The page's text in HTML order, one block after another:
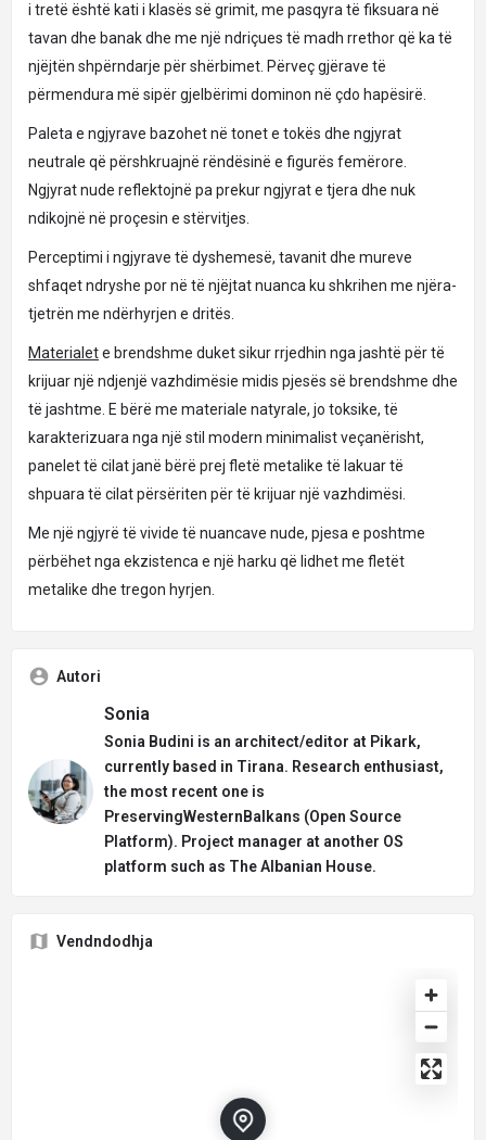
i tretë është kati i klasës së grimit, me pasqyra të fiksuara në
tavan dhe banak dhe me një ndriçues të madh rrethor që ka të
njëjtën shpërndarje për shërbimet. Përveç gjërave të
përmendura më sipër gjelbërimi dominon në çdo hapësirë.
Paleta e ngjyrave bazohet në tonet e tokës dhe ngjyrat
neutrale që përshkruajnë rëndësinë e figurës femërore.
Ngjyrat nude reflektojnë pa prekur ngjyrat e tjera dhe nuk
ndikojnë në proçesin e stërvitjes.
Perceptimi i ngjyrave të dyshemesë, tavanit dhe mureve
shfaqet ndryshe por në të njëjtat nuanca ku shkrihen me njëra-
tjetrën me ndërhyrjen e dritës.
Materialete brendshme duket sikur rrjedhin nga jashtë për të
krijuar një ndjenjë vazhdimësie midis pjesës së brendshme dhe
të jashtme. E bërë me materiale natyrale, jo toksike, të
karakterizuara nga një stil modern minimalist veçanërisht,
panelet të cilat janë bërë prej fletë metalike të lakuar të
shpuara të cilat përsëriten për të krijuar një vazhdimësi.
Me një ngjyrë të vivide të nuancave nude, pjesa e poshtme
përbëhet nga ekzistenca e një harku që lidhet me fletët
metalike dhe tregon hyrjen.
Autori
Sonia
Sonia Budini is an architect/editor at Pikark,
currently based in Tirana. Research enthusiast,
the most recent one is
PreservingWesternBalkans (Open Source
Platform). Project manager at another OS
platform such as The Albanian House.
Vendndodhja